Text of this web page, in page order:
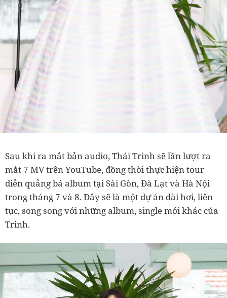
Sau khi ra mắt bản audio, Thái Trinh sẽ lần lượt ra
mắt 7 MV trên YouTube, đồng thời thực hiện tour
diễn quảng bá album tại Sài Gòn, Đà Lạt và Hà Nội
trong tháng 7 và 8. Đây sẽ là một dự án dài hơi, liên
tục, song song với những album, single mới khác của
Trinh.